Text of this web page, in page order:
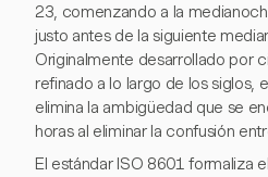
23, comenzando a la
justo antes de la siguiente
Originalmente desarrollado por
refinado a lo largo de los siglos,
elimina la ambigüedad que se
horas al eliminar la confusión
El estándar ISO 8601 formaliza